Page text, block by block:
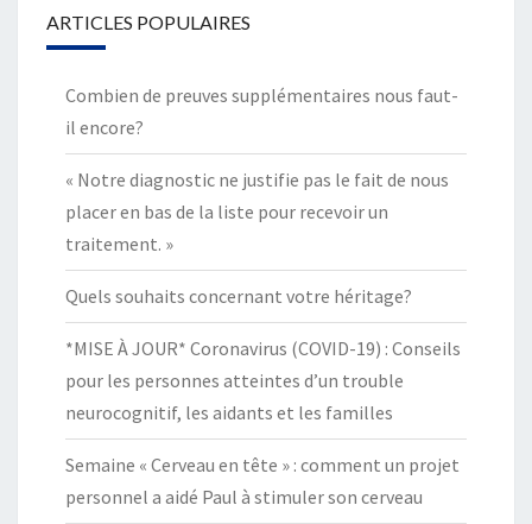
ARTICLES POPULAIRES
Combien de preuves supplémentaires nous faut-
il encore?
« Notre diagnostic ne justifie pas le fait de nous
placer en bas de la liste pour recevoir un
traitement. »
Quels souhaits concernant votre héritage?
*MISE À JOUR* Coronavirus (COVID-19) : Conseils
pour les personnes atteintes d’un trouble
neurocognitif, les aidants et les familles
Semaine « Cerveau en tête » : comment un projet
personnel a aidé Paul à stimuler son cerveau